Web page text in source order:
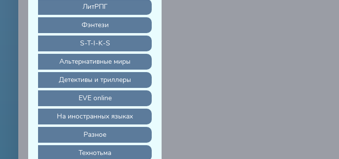
ЛитРПГ
Фэнтези
S-T-I-K-S
Альтернативные миры
Детективы и триллеры
EVE online
На иностранных языках
Разное
Технотьма